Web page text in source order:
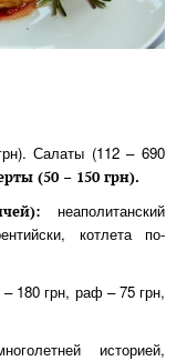
Салаты (112 – 690
(50 – 150 грн).
неаполитанский
котлета по-
180 грн, раф – 75 грн,
историей,